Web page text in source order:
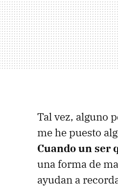
Tal vez, alguno
me he puesto
Cuando un ser
una forma de
ayudan a